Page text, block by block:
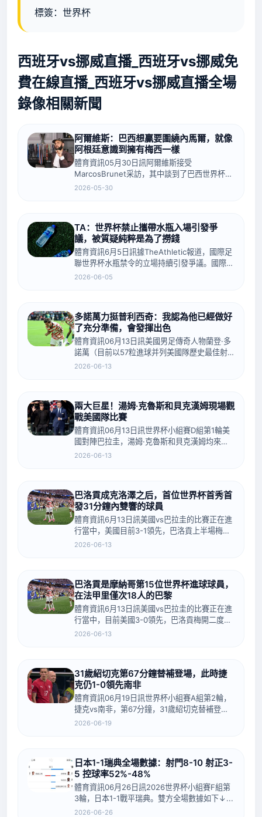
標簽：世界杯
西班牙vs挪威直播_西班牙vs挪威免
費在線直播_西班牙vs挪威直播全場
錄像相關新聞
阿爾維斯：巴西想贏要圍繞內馬爾，就像
阿根廷意識到擁有梅西一樣
體育資訊05月30日訊阿爾維斯接受
MarcosBrunet采訪，其中談到了巴西世界杯前
景等話題。阿爾維斯說道：“當阿根廷明白他們
2026-05-30
TA：世界杯禁止攜帶水瓶入場引發爭
議，被質疑純粹是為了撈錢
體育資訊6月5日訊據TheAthletic報道，國際足
聯世界杯水瓶禁令的立場持續引發爭議。國際足
聯內部安保團隊此前就對禁止球迷攜帶水瓶入場
2026-06-05
多諾萬力挺普利西奇：我認為他已經做好
了充分準備，會發揮出色
體育資訊06月13日訊美國男足傳奇人物蘭登·多
諾萬（目前以57粒進球并列美國隊歷史最佳射
手）接受《每日郵報》采訪時表達了對于普利西
2026-06-13
兩大巨星！湯姆·克魯斯和貝克漢姆現場觀
戰美國隊比賽
體育資訊06月13日訊世界杯小組賽D組第1輪美
國對陣巴拉圭，湯姆·克魯斯和貝克漢姆均來到
現場觀戰。兩人為現場球迷簽名，被鏡頭拍到后
2026-06-13
巴洛貢成克洛澤之后，首位世界杯首秀首
發31分鐘內雙響的球員
體育資訊6月13日訊美國vs巴拉圭的比賽正在進
行當中，美國目前3-1領先，巴洛貢上半場梅開
二度。MisterChip統計表明，巴洛貢成為自
2026-06-13
巴洛貢是摩納哥第15位世界杯進球球員，
在法甲里僅次18人的巴黎
體育資訊6月13日訊美國vs巴拉圭的比賽正在進
行當中，目前美國3-0領先，巴洛貢梅開二度。
StatsFoot統計表明，巴洛貢成為摩納哥俱樂部
2026-06-13
31歲紹切克第67分鐘替補登場，此時捷
克仍1-0領先南非
體育資訊06月19日訊世界杯小組賽A組第2輪，
捷克vs南非，第67分鐘，31歲紹切克替補登
場，捷克此時仍1-0領先南非。捷克換上紹切
2026-06-19
日本1-1瑞典全場數據：射門8-10 射正3-
5 控球率52%-48%
體育資訊06月26日訊2026世界杯小組賽F組第
3輪，日本1-1戰平瑞典。雙方全場數據如下↓...
2026-06-26